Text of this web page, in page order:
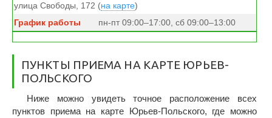
улица Свободы, 172 (на карте)
пн-пт 09:00–17:00, сб 09:00–13:00
ПУНКТЫ ПРИЕМА НА КАРТЕ ЮРЬЕВ-
ПОЛЬСКОГО
Ниже можно увидеть точное расположение всех
пунктов приема на карте Юрьев-Польского, где можно